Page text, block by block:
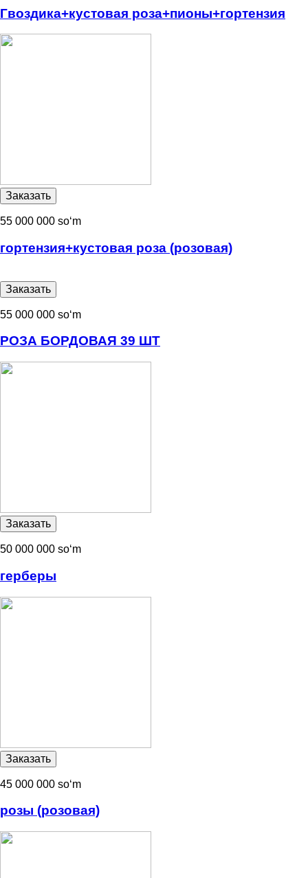
Гвоздика+кустовая роза+пионы+гортензия
55 000 000 soʻm
гортензия+кустовая роза (розовая)
55 000 000 soʻm
РОЗА БОРДОВАЯ 39 ШТ
50 000 000 soʻm
герберы
45 000 000 soʻm
розы (розовая)